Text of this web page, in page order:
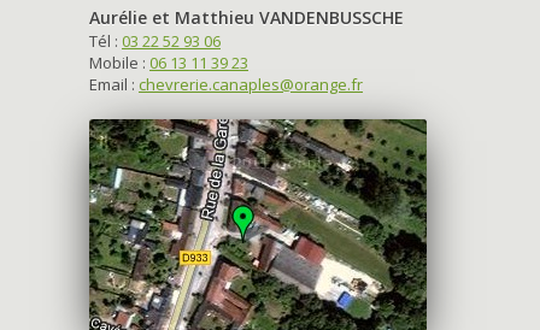
Aurélie et Matthieu VANDENBUSSCHE
Tél : 03 22 52 93 06
Mobile : 06 13 11 39 23
Email : chevrerie.canaples@orange.fr